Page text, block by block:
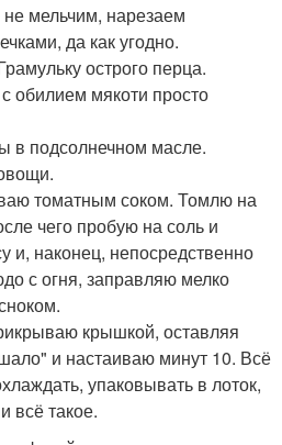
мельчим, нарезаем
да как угодно.
острого перца.
обилием мякоти просто
в подсолнечном масле.
томатным соком. Томлю на
чего пробую на соль и
и, наконец, непосредственно
с огня, заправляю мелко
крышкой, оставляя
и настаиваю минут 10. Всё
упаковывать в лоток,
всё такое.